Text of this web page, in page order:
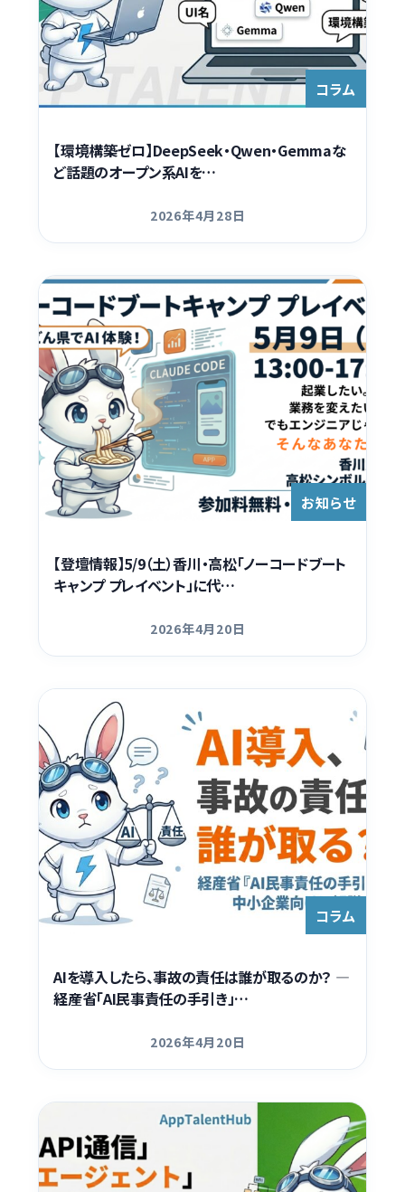
コラム
【環境構築ゼロ】DeepSeek・Qwen・Gemmaな
ど話題のオープン系AIを…
更新日
2026年4月28日
お知らせ
【登壇情報】5/9（土）香川・高松「ノーコードブート
キャンプ プレイベント」に代…
更新日
2026年4月20日
コラム
AIを導入したら、事故の責任は誰が取るのか？ —
経産省「AI民事責任の手引き」…
更新日
2026年4月20日